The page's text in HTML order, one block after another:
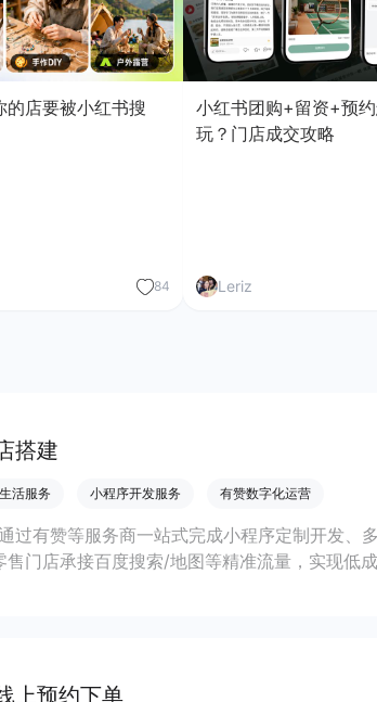
店要被小红书搜
84
小红书团购+留资+预
玩？门店成交攻略
Leriz
搭建
活服务 小程序开发服务 有赞数字化运营
过有赞等服务商一站式完成小程序定制开发、
门店承接百度搜索/地图等精准流量，实现低
上预约下单